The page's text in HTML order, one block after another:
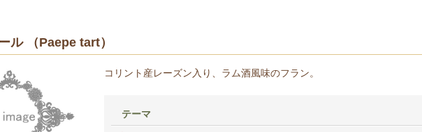
ル （Paepe tart）
コリント産レーズン入り、ラム酒風味のフラン。
テーマ